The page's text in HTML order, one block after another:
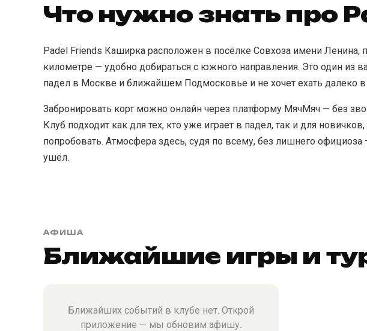
Что нужно знать про
Padel Friends Каширка расположен в посёлке Совхоза имени
километре — удобно добираться с южного направления. Это один из
падел в Москве и ближайшем Подмосковье и не хочет ехать далеко в
Забронировать корт можно онлайн через платформу МячМяч — без
Клуб подходит как для тех, кто уже играет в падел, так и для
попробовать. Атмосфера здесь, судя по всему, без лишнего официоза
ушёл.
АФИША
Ближайшие игры и
Ближайших событий в клубе нет. Открой
приложение — мы обновим афишу.